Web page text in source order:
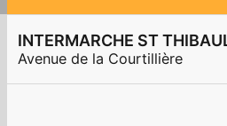
Avenue de la Courtillière